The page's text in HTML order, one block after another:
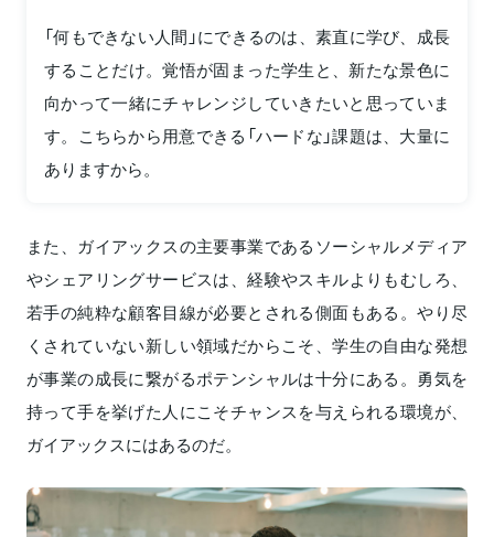
「何もできない人間」にできるのは、素直に学び、成長
することだけ。覚悟が固まった学生と、新たな景色に
向かって一緒にチャレンジしていきたいと思っていま
す。こちらから用意できる「ハードな」課題は、大量に
ありますから。
また、ガイアックスの主要事業であるソーシャルメディア
やシェアリングサービスは、経験やスキルよりもむしろ、
若手の純粋な顧客目線が必要とされる側面もある。やり尽
くされていない新しい領域だからこそ、学生の自由な発想
が事業の成長に繋がるポテンシャルは十分にある。勇気を
持って手を挙げた人にこそチャンスを与えられる環境が、
ガイアックスにはあるのだ。